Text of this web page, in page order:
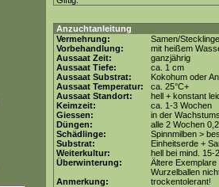
Anzuchtanleitung
Vermehrung:
Samen/Stecklinge
Vorbehandlung:
mit heißem
Aussaat Zeit:
ganzjährig
Aussaat Tiefe:
ca. 1 cm
Aussaat Substrat:
Kokohum oder
Aussaat Temperatur:
ca. 25°C+
Aussaat Standort:
hell + konstant
Keimzeit:
ca. 1-3 Wochen
Giessen:
in der
Düngen:
alle 2 Wochen
Schädlinge:
Spinnmilben >
Substrat:
Einheitserde +
Weiterkultur:
hell bei mind. 15-
Überwinterung:
Ältere
Wurzelballen
Anmerkung:
trockentolerant!